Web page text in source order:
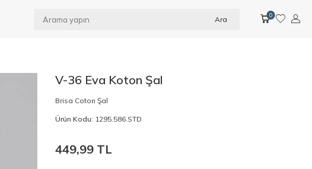
Ara 0
V-36 Eva Koton Şal
Brisa Coton Şal
Ürün Kodu: 1295.586.STD
449,99 TL